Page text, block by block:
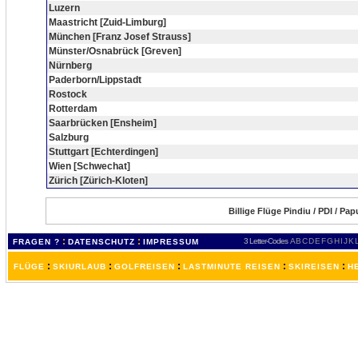
Luzern
Maastricht [Zuid-Limburg]
München [Franz Josef Strauss]
Münster/Osnabrück [Greven]
Nürnberg
Paderborn/Lippstadt
Rostock
Rotterdam
Saarbrücken [Ensheim]
Salzburg
Stuttgart [Echterdingen]
Wien [Schwechat]
Zürich [Zürich-Kloten]
Billige Flüge Pindiu / PDI /
FRAGEN ? : DATENSCHUTZ : IMPRESSUM 3 Letter-Codes ABCDEFGH IJKL
FLÜGE : SKIURLAUB : GOLFREISEN : LASTMINUTE REISEN : SKIREISEN :